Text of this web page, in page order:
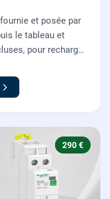
et posée par
le tableau et
pour recharger
290 €